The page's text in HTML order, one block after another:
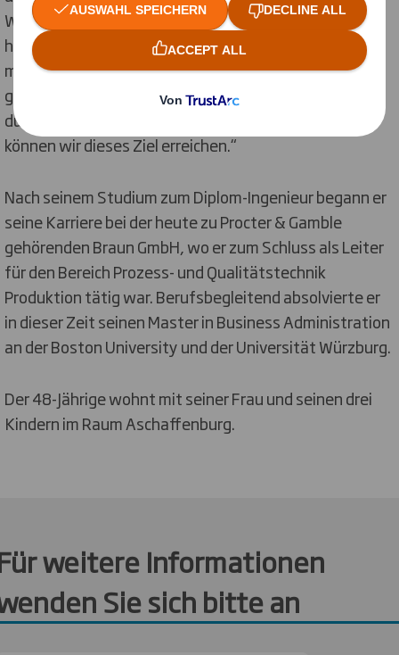
Wettbewerbsvorteile zu bieten. Dies ist in den
heutigen Märkten von entscheidender Bedeutung. In
meiner neuen Funktion werde ich daher auch einen
großen Fokus auf unsere Mitarbeiter legen, denn nur
durch deren großes Know-how und Engagement
können wir dieses Ziel erreichen.“
Nach seinem Studium zum Diplom-Ingenieur begann er
seine Karriere bei der heute zu Procter & Gamble
gehörenden Braun GmbH, wo er zum Schluss als Leiter
für den Bereich Prozess- und Qualitätstechnik
Produktion tätig war. Berufsbegleitend absolvierte er
in dieser Zeit seinen Master in Business Administration
an der Boston University und der Universität Würzburg.
Der 48-Jährige wohnt mit seiner Frau und seinen drei
Kindern im Raum Aschaffenburg.
weitere Informationen
Sie sich bitte an